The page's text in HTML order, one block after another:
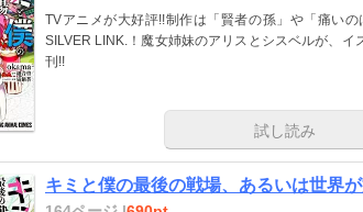
TVアニメが大好評!!制作は「賢者の孫」や「痛い
SILVER LINK.！魔女姉妹のアリスとシスベルが、
刊!!
試し読み
キミと僕の最後の戦場、あるいは世界